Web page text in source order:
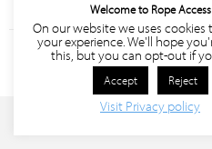
Följ oss på sociala
Rope Access Sverige AB •
Welcome to Rope Access
On our website we uses cookies
your experience. We'll hope
this, but you can opt-out if
Accept Reject
Visit Privacy policy